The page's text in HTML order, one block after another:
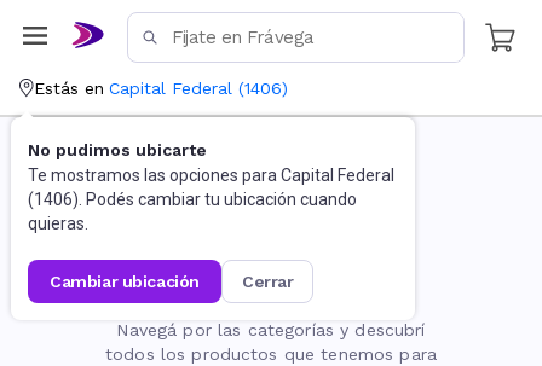
Estás en Capital Federal (1406)
No pudimos ubicarte
Te mostramos las opciones para Capital Federal
(1406). Podés cambiar tu ubicación cuando
quieras.
cambiar ubicación cerrar
La página no existe
Navegá por las categorías y descubrí
todos los productos que tenemos para